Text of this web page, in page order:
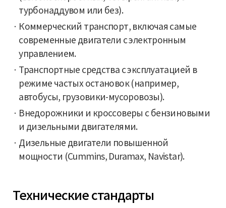
турбонаддувом или без).
Коммерческий транспорт, включая самые
современные двигатели с электронным
управлением.
Транспортные средства с эксплуатацией в
режиме частых остановок (например,
автобусы, грузовики-мусоровозы).
Внедорожники и кроссоверы с бензиновыми
и дизельными двигателями.
Дизельные двигатели повышенной
мощности (Cummins, Duramax, Navistar).
Технические стандарты